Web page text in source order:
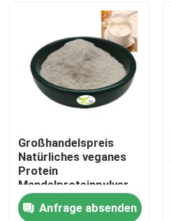
Großhandelspreis
Natürliches veganes
Protein
Mandelproteinpulver
40 % 50 % 60 %
Anfrage absenden